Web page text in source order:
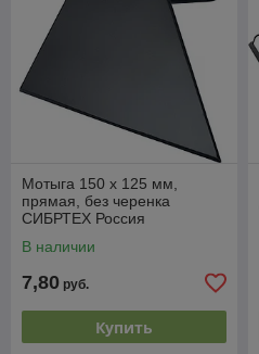
Мотыга 150 х 125 мм,
прямая, без черенка
СИБРТЕХ Россия
В наличии
7,80 руб.
Купить